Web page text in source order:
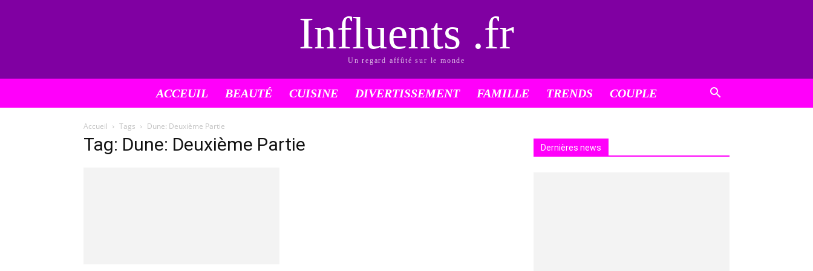
Influents .fr
Un regard affûté sur le monde
ACCEUIL BEAUTÉ CUISINE DIVERTISSEMENT FAMILLE TRENDS COUPLE
Accueil Tags Dune: Deuxième Partie
Tag: Dune: Deuxième Partie Dernières news